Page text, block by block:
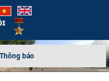
Thông báo